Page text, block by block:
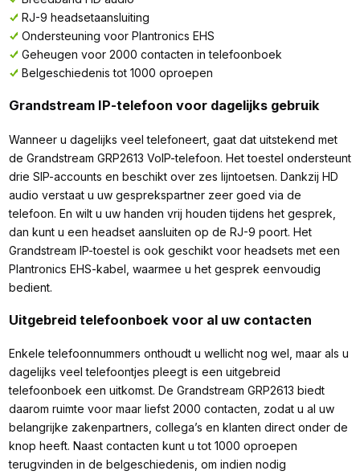
RJ-9 headsetaansluiting
Ondersteuning voor Plantronics EHS
Geheugen voor 2000 contacten in telefoonboek
Belgeschiedenis tot 1000 oproepen
Grandstream IP-telefoon voor dagelijks gebruik
Wanneer u dagelijks veel telefoneert, gaat dat uitstekend met
de Grandstream GRP2613 VoIP-telefoon. Het toestel ondersteunt
drie SIP-accounts en beschikt over zes lijntoetsen. Dankzij HD
audio verstaat u uw gesprekspartner zeer goed via de
telefoon. En wilt u uw handen vrij houden tijdens het gesprek,
dan kunt u een headset aansluiten op de RJ-9 poort. Het
Grandstream IP-toestel is ook geschikt voor headsets met een
Plantronics EHS-kabel, waarmee u het gesprek eenvoudig
bedient.
Uitgebreid telefoonboek voor al uw contacten
Enkele telefoonnummers onthoudt u wellicht nog wel, maar als u
dagelijks veel telefoontjes pleegt is een uitgebreid
telefoonboek een uitkomst. De Grandstream GRP2613 biedt
daarom ruimte voor maar liefst 2000 contacten, zodat u al uw
belangrijke zakenpartners, collega’s en klanten direct onder de
knop heeft. Naast contacten kunt u tot 1000 oproepen
terugvinden in de belgeschiedenis, om indien nodig